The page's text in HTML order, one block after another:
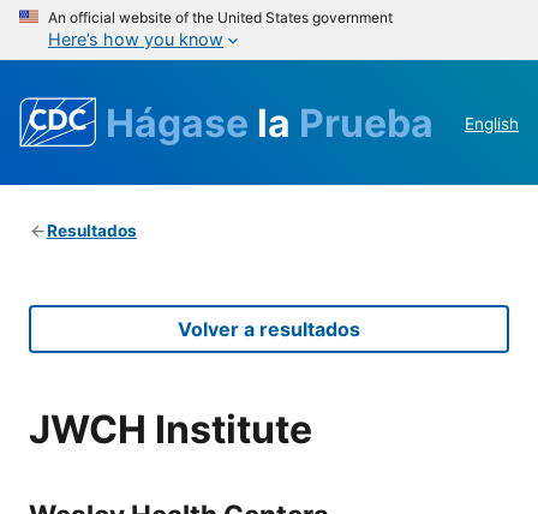
An official website of the United States government
Here’s how you know
Hágase la Prueba English
Resultados
Volver a resultados
JWCH Institute